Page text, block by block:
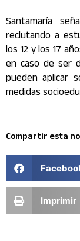
Santamaría
reclutando a
los 12 y los 17
en caso de ser
pueden aplicar
medidas
Compartir esta